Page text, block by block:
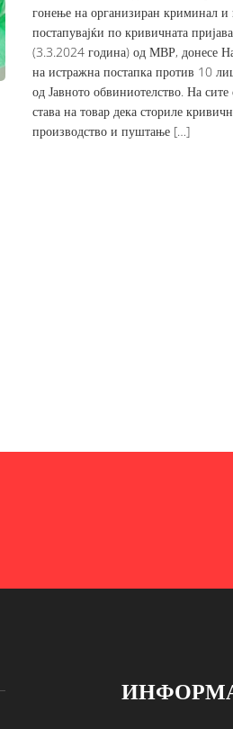
гонење на организиран криминал и
постапувајќи по кривичната
(3.3.2024 година) од МВР, донесе
на истражна постапка против 10
од Јавното обвиниотелство. На
става на товар дека сториле
производство и пуштање […]